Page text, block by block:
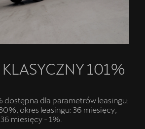
101%
dostępna dla parametrów leasingu:
okres leasingu: 36 miesięcy,
miesięcy - 1%.